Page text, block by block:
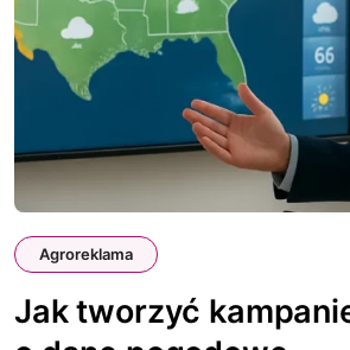
Agroreklama
Jak tworzyć